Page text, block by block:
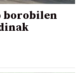
borobilen